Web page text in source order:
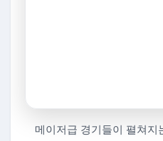
메이저급 경기들이 펼쳐지